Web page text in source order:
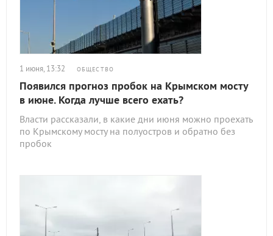
1 июня, 13:32 ОБЩЕСТВО
Появился прогноз пробок на Крымском мосту
в июне. Когда лучше всего ехать?
Власти рассказали, в какие дни июня можно проехать
по Крымскому мосту на полуостров и обратно без
пробок